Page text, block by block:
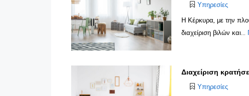
Υπηρεσίες
Η Κέρκυρα, με την
διαχείριση βιλών και...
Διαχείριση
Υπηρεσίες